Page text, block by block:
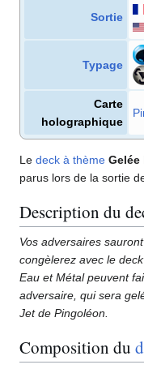
Sortie
Typage
Carte
holographique
Le deck à thème Gelée
parus lors de la sortie
Description du
Vos adversaires
congèlerez avec le
Eau et Métal peuvent
adversaire, qui sera
Jet de Pingoléon.
Composition du